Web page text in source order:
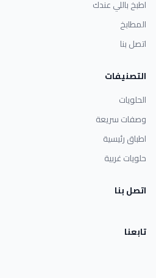
اطبخ باللي عندك
المطابخ
اتصل بنا
التصنيفات
الحلويات
وصفات سريعة
اطباق رئيسية
حلويات غربية
اتصل بنا
تابعنا